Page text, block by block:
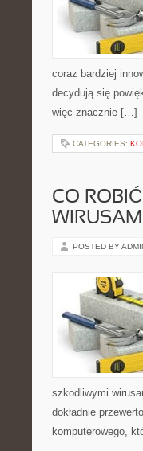
coraz bardziej
decydują się
więc znacznie […]
CATEGORIES:
CO
POSTED BY
szkodliwymi
dokładnie
komputerowego,